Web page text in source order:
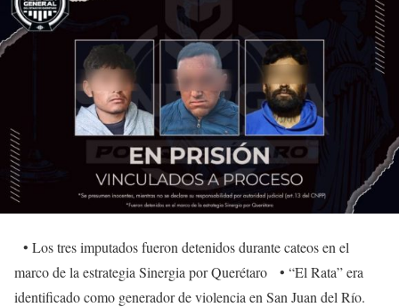
• Los tres imputados fueron detenidos durante cateos en el
marco de la estrategia Sinergia por Querétaro • “El Rata” era
identificado como generador de violencia en San Juan del Río.